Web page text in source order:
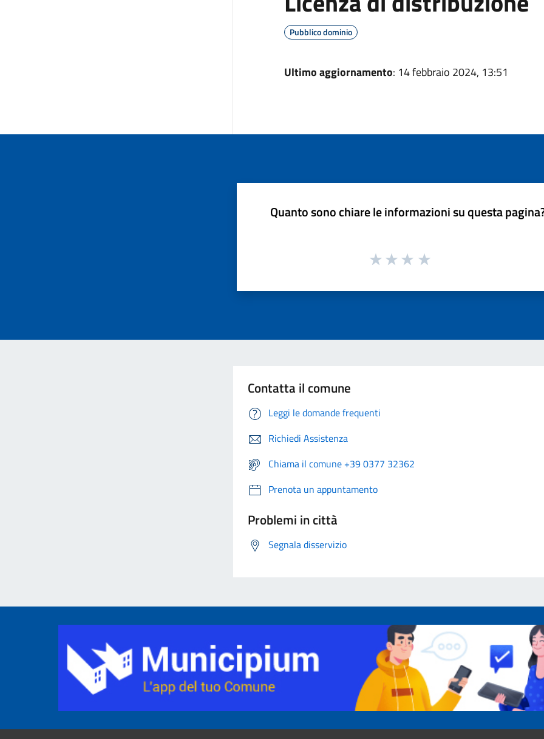
Pubblico dominio
Ultimo aggiornamento: 14 febbraio 2024, 13:51
Quanto sono chiare le informazioni su questa
Contatta il comune
Leggi le domande frequenti
Richiedi Assistenza
Chiama il comune +39 0377 32362
Prenota un appuntamento
Problemi in città
Segnala disservizio